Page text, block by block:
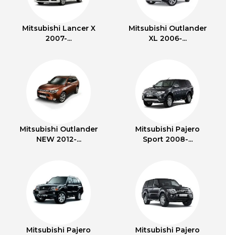
Mitsubishi Lancer X
2007-...
Mitsubishi Outlander
XL 2006-...
Mitsubishi Outlander
NEW 2012-...
Mitsubishi Pajero
Sport 2008-...
Mitsubishi Pajero
Mitsubishi Pajero